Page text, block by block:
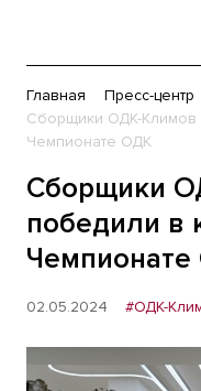
Главная Пресс-центр
Сборщики ОДК-Климов
Чемпионате ОДК
Сборщики
победили в
02.05.2024 #ОДК-